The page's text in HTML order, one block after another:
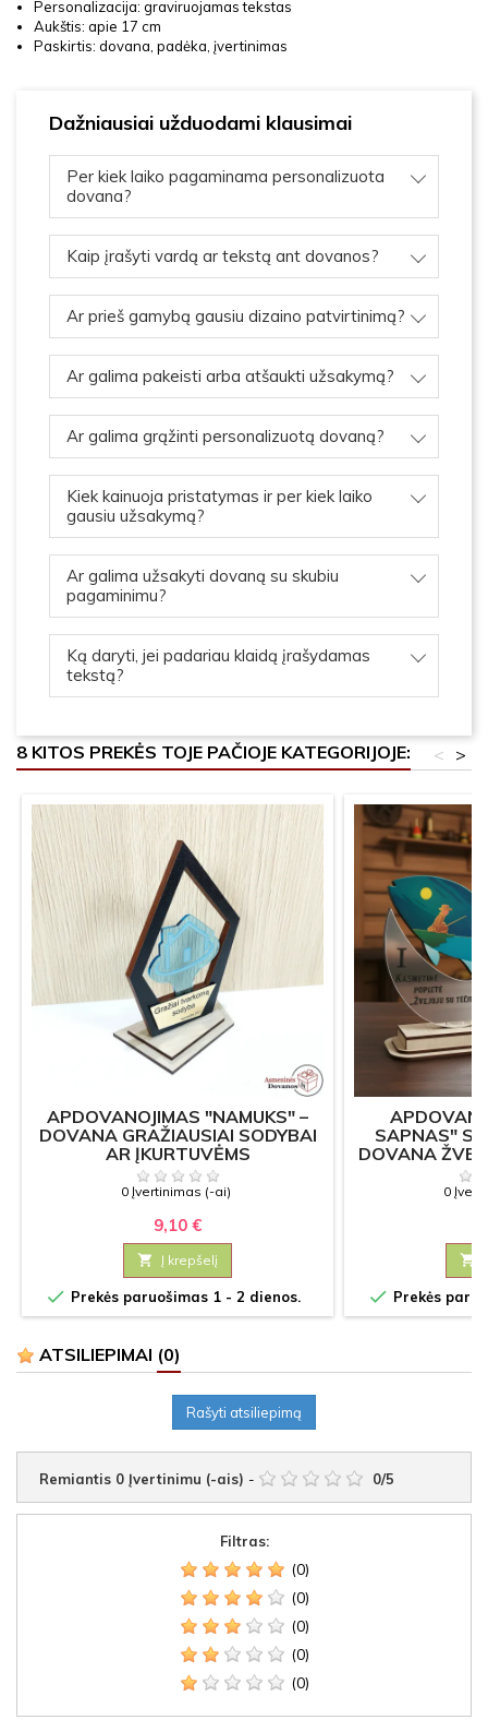
Personalizacija: graviruojamas tekstas
Aukštis: apie 17 cm
Paskirtis: dovana, padėka, įvertinimas
Dažniausiai užduodami klausimai
Per kiek laiko pagaminama personalizuota
dovana?
Kaip įrašyti vardą ar tekstą ant dovanos?
Ar prieš gamybą gausiu dizaino patvirtinimą?
Ar galima pakeisti arba atšaukti užsakymą?
Ar galima grąžinti personalizuotą dovaną?
Kiek kainuoja pristatymas ir per kiek laiko
gausiu užsakymą?
Ar galima užsakyti dovaną su skubiu
pagaminimu?
Ką daryti, jei padariau klaidą įrašydamas
tekstą?
8 KITOS PREKĖS TOJE PAČIOJE KATEGORIJOJE: >
<
APDOVANOJIMAS "NAMUKS" –
DOVANA GRAŽIAUSIAI SODYBAI
AR ĮKURTUVĖMS
0 Įvertinimas (-ai)
9,10 €
 Į krepšelį
 Prekės paruošimas 1 - 2 dienos.
SAPNAS"
DOVANA
0

 Prekės
ATSILIEPIMAI (0)
Rašyti atsiliepimą
Remiantis 0 Įvertinimu (-ais) - 0/5
Filtras:
(0)
(0)
(0)
(0)
(0)